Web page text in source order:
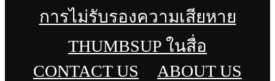
การไม่รับรองความเสียหาย
THUMBSUP ในสื่อ
CONTACT US
ABOUT US